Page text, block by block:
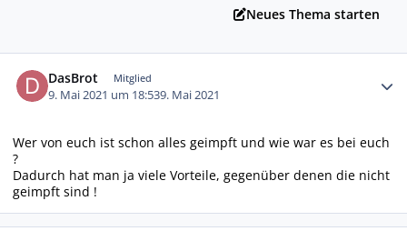
Neues Thema starten
DasBrot Mitglied
9. Mai 2021 um 18:539. Mai 2021
Wer von euch ist schon alles geimpft und wie war es bei euch
?
Dadurch hat man ja viele Vorteile, gegenüber denen die nicht
geimpft sind !